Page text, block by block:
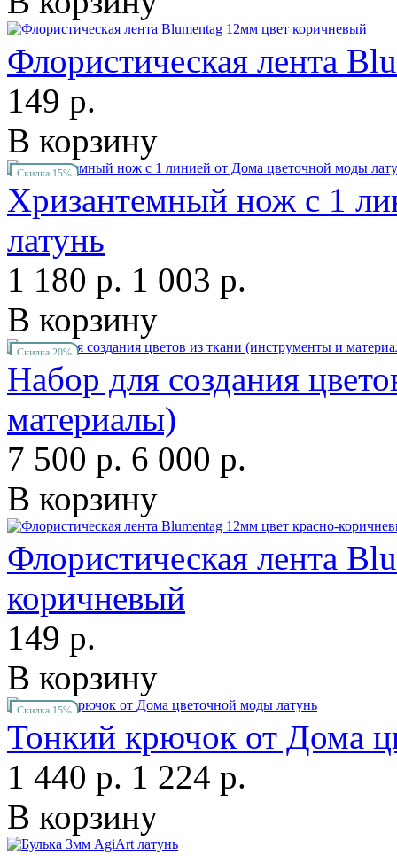
Флористическая лента
149 р.
В корзину
Скидка 15%
Хризантемный нож с 1
латунь
1 180 р. 1 003 р.
В корзину
Скидка 20%
Набор для создания
материалы)
7 500 р. 6 000 р.
В корзину
Флористическая лента
коричневый
149 р.
В корзину
Скидка 15%
Тонкий крючок от Дома
1 440 р. 1 224 р.
В корзину